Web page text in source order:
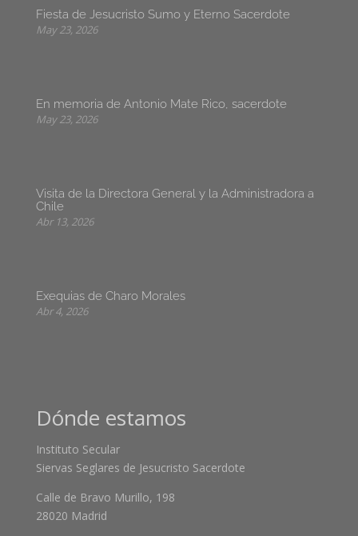
Fiesta de Jesucristo Sumo y Eterno Sacerdote
May 23, 2026
En memoria de Antonio Mate Rico, sacerdote
May 23, 2026
Visita de la Directora General y la Administradora a
Chile
Abr 13, 2026
Exequias de Charo Morales
Abr 4, 2026
Dónde estamos
Instituto Secular
Siervas Seglares de Jesucristo Sacerdote
Calle de Bravo Murillo, 198
28020 Madrid